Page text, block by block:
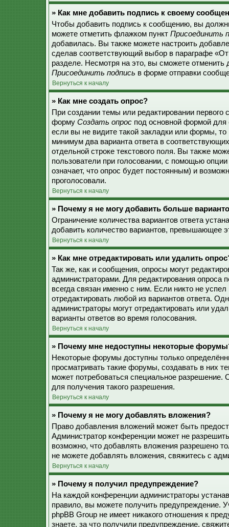
» Как мне добавить подпись к своему
Чтобы добавить подпись к сообщению, вы
можете отметить флажком пункт Присоединить
добавилась. Вы также можете настроить
сделав соответствующий выбор в параграфе
разделе. Несмотря на это, вы сможете
Присоединить подпись в форме отправки
Вернуться к началу
» Как мне создать опрос?
При создании темы или редактировании
форму Создать опрос под основной формой для
если вы не видите такой закладки или формы,
минимум два варианта ответа в
отдельной строке текстового поля. Вы также
пользователи при голосовании, с помощью
означает, что опрос будет постоянным) и
проголосовали.
Вернуться к началу
» Почему я не могу добавить больше
Ограничение количества вариантов ответа
добавить количество вариантов, превышающее
Вернуться к началу
» Как мне отредактировать или удалить
Так же, как и сообщения, опросы могут
администраторами. Для редактирования опроса
всегда связан именно с ним. Если никто не
отредактировать любой из вариантов ответа.
администраторы могут отредактировать или
варианты ответов во время голосования.
Вернуться к началу
» Почему мне недоступны некоторые
Некоторые форумы доступны только
просматривать такие форумы, создавать в них
может потребоваться специальное
для получения такого разрешения.
Вернуться к началу
» Почему я не могу добавлять вложения?
Право добавления вложений может быть
Администратор конференции может не
возможно, что добавлять вложения разрешено
не можете добавлять вложения, свяжитесь с
Вернуться к началу
» Почему я получил предупреждение?
На каждой конференции администраторы
правило, вы можете получить предупреждение.
phpBB Group не имеет никакого отношения к
знаете, за что получили предупреждение,